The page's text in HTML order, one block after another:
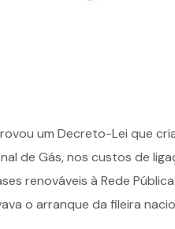
um Decreto-Lei que
de Gás, nos custos de
renováveis à Rede Pública
o arranque da fileira